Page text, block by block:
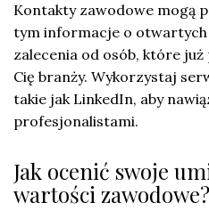
Kontakty zawodowe mogą
tym informacje o
zalecenia od osób, które
Cię branży. Wykorzystaj
takie jak LinkedIn, aby
profesjonalistami.
Jak ocenić swoje
wartości zawodowe?